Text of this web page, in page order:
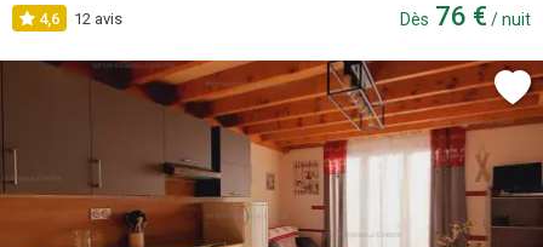
4,6 12 avis Dès 76 € / nuit